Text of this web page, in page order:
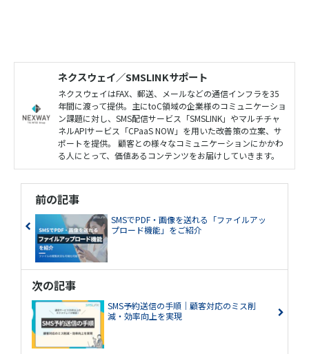
ネクスウェイ／SMSLINKサポート
ネクスウェイはFAX、郵送、メールなどの通信インフラを35
年間に渡って提供。主にtoC領域の企業様のコミュニケーショ
ン課題に対し、SMS配信サービス「SMSLINK」やマルチチャ
ネルAPIサービス「CPaaS NOW」を用いた改善策の立案、サ
ポートを提供。 顧客との様々なコミュニケーションにかかわ
る人にとって、価値あるコンテンツをお届けしていきます。
前の記事
SMSでPDF・画像を送れる「ファイルアッ
プロード機能」をご紹介
次の記事
SMS予約送信の手順｜顧客対応のミス削
減・効率向上を実現